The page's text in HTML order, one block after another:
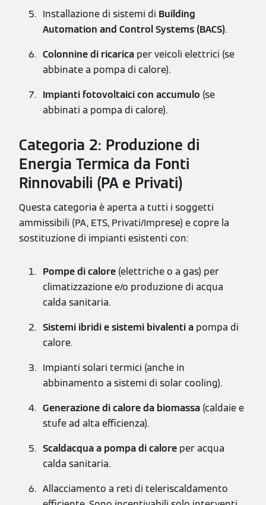
Installazione di sistemi di Building
Automation and Control Systems (BACS).
Colonnine di ricarica per veicoli elettrici (se
abbinate a pompa di calore).
Impianti fotovoltaici con accumulo (se
abbinati a pompa di calore).
Categoria 2: Produzione di
Energia Termica da Fonti
Rinnovabili (PA e Privati)
Questa categoria è aperta a tutti i soggetti
ammissibili (PA, ETS, Privati/Imprese) e copre la
sostituzione di impianti esistenti con:
Pompe di calore (elettriche o a gas) per
climatizzazione e/o produzione di acqua
calda sanitaria.
Sistemi ibridie sistemi bivalenti a pompa di
calore.
Impianti solari termici (anche in
abbinamento a sistemi di solar cooling).
Generazione di calore da biomassa (caldaie e
stufe ad alta efficienza).
Scaldacqua a pompa di calore per acqua
calda sanitaria.
Allacciamento a reti di teleriscaldamento